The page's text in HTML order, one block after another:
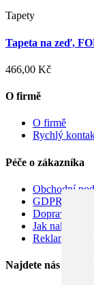
Tapety
Tapeta na zeď,
466,00 Kč
O firmě
O firmě
Rychlý
Péče o zákazníka
Obchodní
GDPR
Doprava
Jak nakupovat
Reklamace
Najdete nás